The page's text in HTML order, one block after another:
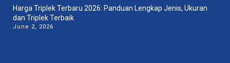
Harga Triplek Terbaru 2026: Panduan Lengkap Jenis, Ukuran
dan Triplek Terbaik
June 2, 2026